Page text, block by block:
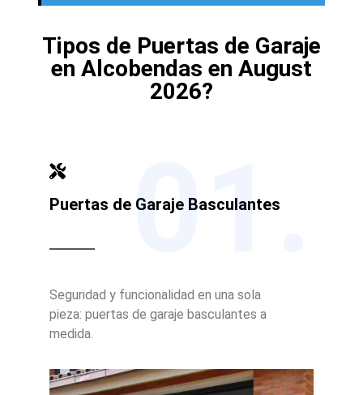
Tipos de Puertas de Garaje
en Alcobendas en August
2026?
Puertas de Garaje Basculantes
01.
Seguridad y funcionalidad en una sola
pieza: puertas de garaje basculantes a
medida.